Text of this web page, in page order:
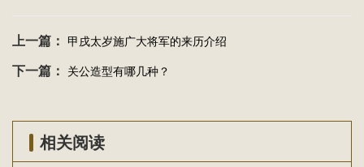
上一篇： 甲戌太岁施广大将军的来历介绍
下一篇： 关公造型有哪几种？
相关阅读